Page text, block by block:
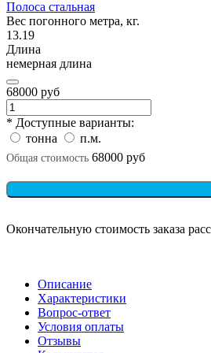
Полоса стальная
Вес погонного метра, кг.
13.19
Длина
немерная длина
68000 руб
* Доступные варианты:
тонна
п.м.
Общая стоимость 68000 руб
Окончательную стоимость заказа
Описание
Характеристики
Вопрос-ответ
Условия оплаты
Отзывы